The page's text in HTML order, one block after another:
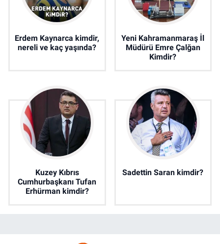
Erdem Kaynarca kimdir,
nereli ve kaç yaşında?
Yeni Kahramanmaraş İl
Müdürü Emre Çalğan
Kimdir?
Kuzey Kıbrıs
Cumhurbaşkanı Tufan
Erhürman kimdir?
Sadettin Saran kimdir?